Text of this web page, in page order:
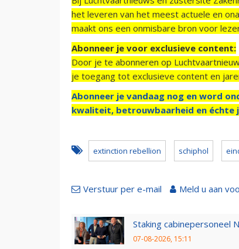
het leveren van het meest actuele en
maakt ons een onmisbare bron voor
Abonneer je voor exclusieve content:
Door je te abonneren op
je toegang tot exclusieve content en
Abonneer je vandaag nog en word
kwaliteit, betrouwbaarheid en échte
extinction rebellion schiphol
Verstuur per e-mail Meld u aan
Staking cabinepersoneel
07-08-2026, 15:11